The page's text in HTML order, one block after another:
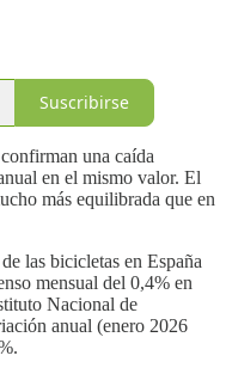
Suscribirse
una caída
en el mismo valor. El
más equilibrada que en
las bicicletas en España
mensual del 0,4% en
Nacional de
anual (enero 2026